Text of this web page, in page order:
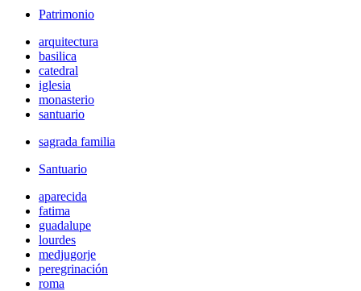
Patrimonio
arquitectura
basilica
catedral
iglesia
monasterio
santuario
sagrada familia
Santuario
aparecida
fatima
guadalupe
lourdes
medjugorje
peregrinación
roma